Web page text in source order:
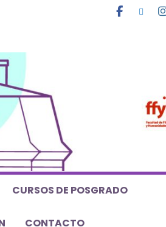
CURSOS DE POSGRADO
CONTACTO